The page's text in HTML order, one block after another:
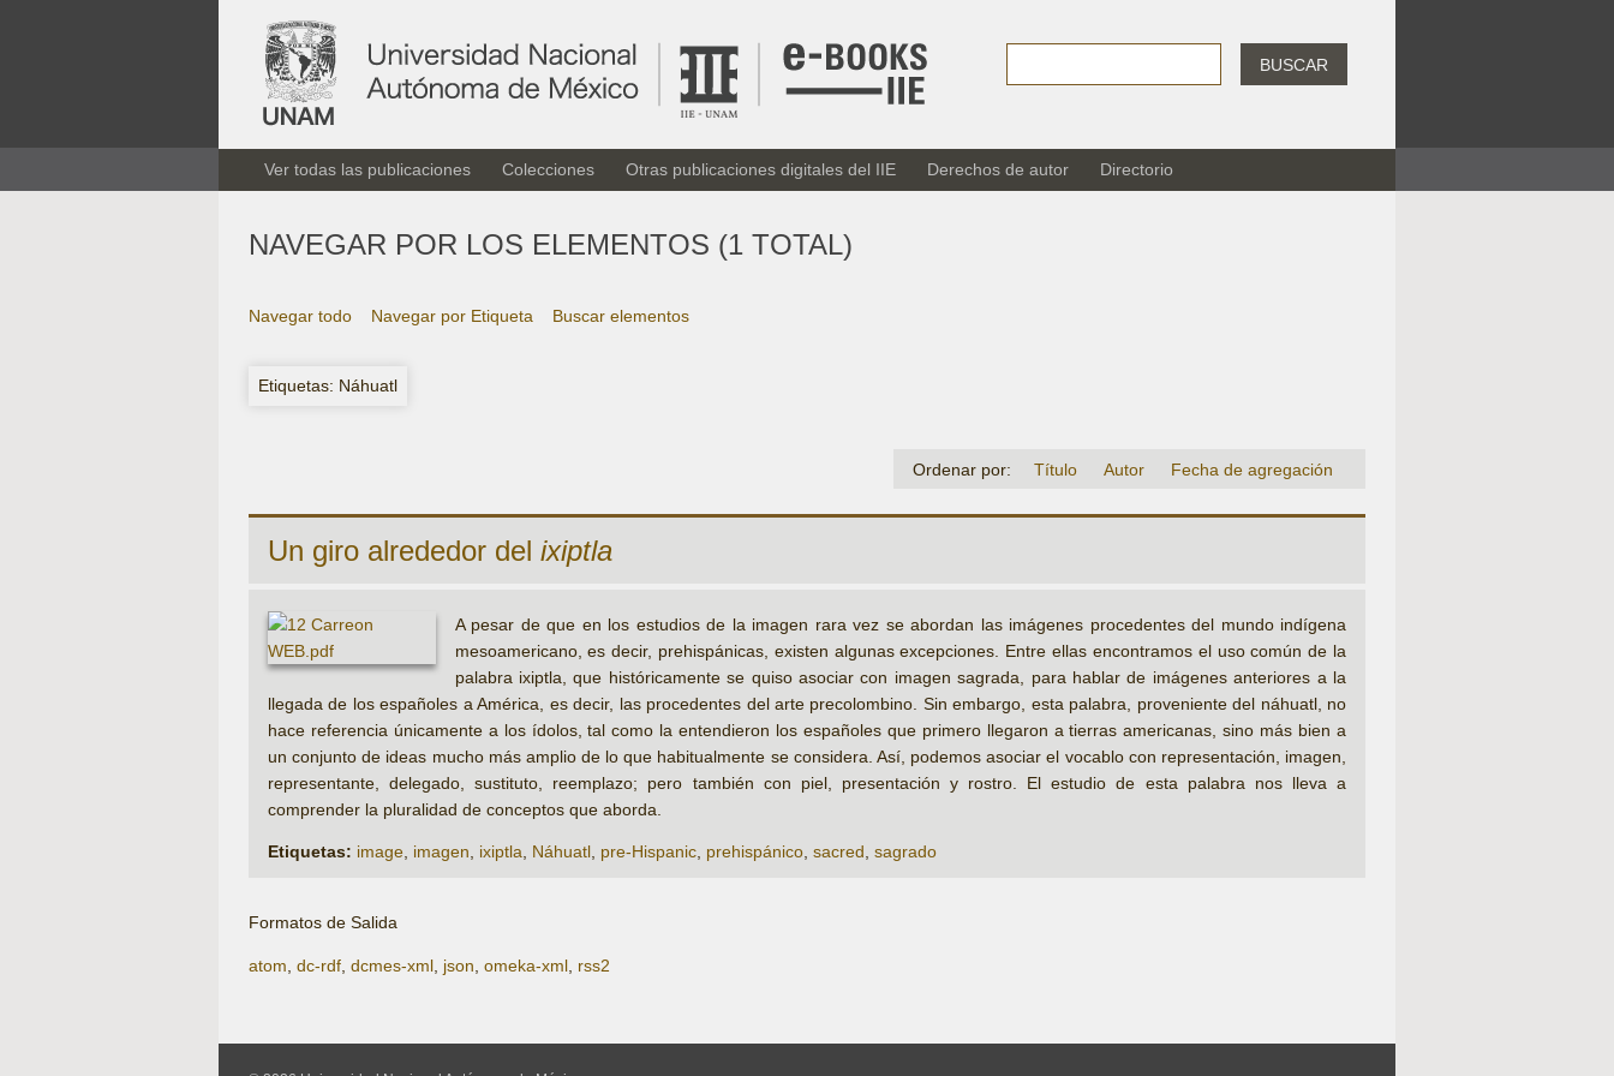
BUSCAR
Ver todas las publicaciones Colecciones Otras publicaciones digitales del IIE Derechos de autor Directorio
NAVEGAR POR LOS ELEMENTOS (1 TOTAL)
Navegar todo Navegar por Etiqueta Buscar elementos
Etiquetas: Náhuatl
Ordenar por: Título Autor Fecha de agregación
Un giro alrededor del ixiptla
A pesar de que en los estudios de la imagen rara vez se abordan las imágenes procedentes del mundo indígena
mesoamericano, es decir, prehispánicas, existen algunas excepciones. Entre ellas encontramos el uso común de la
palabra ixiptla, que históricamente se quiso asociar con imagen sagrada, para hablar de imágenes anteriores a la
llegada de los españoles a América, es decir, las procedentes del arte precolombino. Sin embargo, esta palabra, proveniente del náhuatl, no
hace referencia únicamente a los ídolos, tal como la entendieron los españoles que primero llegaron a tierras americanas, sino más bien a
un conjunto de ideas mucho más amplio de lo que habitualmente se considera. Así, podemos asociar el vocablo con representación, imagen,
representante, delegado, sustituto, reemplazo; pero también con piel, presentación y rostro. El estudio de esta palabra nos lleva a
comprender la pluralidad de conceptos que aborda.
Etiquetas: image, imagen, ixiptla, Náhuatl, pre-Hispanic, prehispánico, sacred, sagrado
Formatos de Salida
atom dc-rdf dcmes-xml json omeka-xml rss2